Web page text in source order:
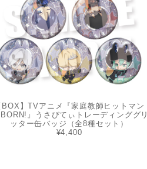
BOX】TVアニメ『家庭教師ヒットマン
』うさびてぃトレーディンググリ
ッター缶バッジ（全8種セット）
¥4,400